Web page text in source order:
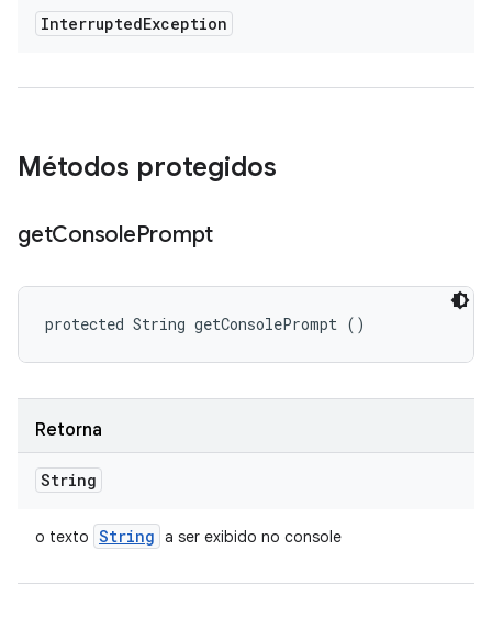
InterruptedException
Métodos protegidos
getConsolePrompt
protected String getConsolePrompt ()
Retorna
String
o texto String a ser exibido no console